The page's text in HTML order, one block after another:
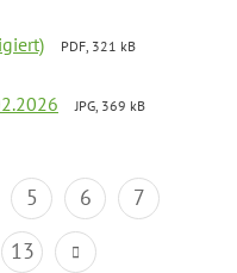
PDF, 321 kB
JPG, 369 kB
5 6
7
13